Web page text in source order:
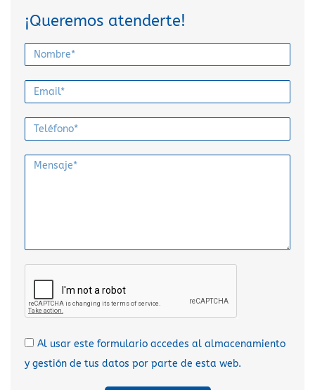
¡Queremos atenderte!
Al usar este formulario accedes al almacenamiento
y gestión de tus datos por parte de esta web.